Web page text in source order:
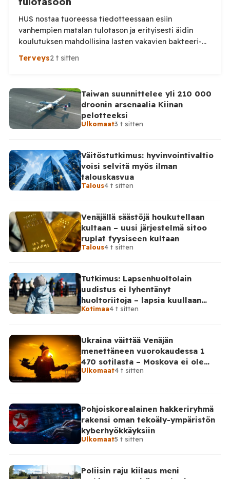
HUS nostaa tuoreessa tiedotteessaan esiin
vanhempien matalan tulotason ja erityisesti äidin
koulutuksen mahdollisina lasten vakavien bakteeri-
infektioiden riskitekijöinä. Tutkimusta tarkemmin
katsottaessa kuva on kuitenkin huomattavasti
merkitsevä. HUS julkaisi maanantaina tiedotteen
”Vanhempien alhainen tulotaso ja koulutus voivat
vaikuttaa lasten vakavien bakteeri-infektioiden
riskiin”, jonka mukaan lasten riski sairastua vakavaan
Terveys2 t sitten
Taiwan suunnittelee yli 210 000
droonin arsenaalia Kiinan
pelotteeksi
Ulkomaat3 t sitten
Väitöstutkimus: hyvinvointivaltio
voisi selvitä myös ilman
talouskasvua
Talous4 t sitten
Venäjällä säästöjä houkutellaan
kultaan – uusi järjestelmä sitoo
ruplat fyysiseen kultaan
Talous4 t sitten
Tutkimus: Lapsenhuoltolain
uudistus ei lyhentänyt
huoltoriitoja – lapsia kuullaan
edelleen harvoin
Kotimaa4 t sitten
Ukraina väittää Venäjän
menettäneen vuorokaudessa 1
470 sotilasta – Moskova ei ole
vahvistanut lukuja
Ulkomaat4 t sitten
Pohjoiskorealainen hakkeriryhmä
rakensi oman tekoäly-ympäristön
kyberhyökkäyksiin
Ulkomaat5 t sitten
Poliisin raju kiilaus meni